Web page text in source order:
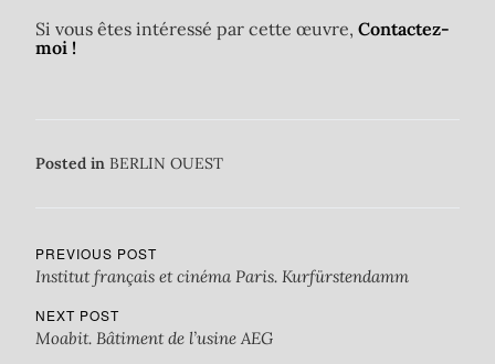
Si vous êtes intéressé par cette œuvre, Contactez-
moi !
Posted in BERLIN OUEST
PREVIOUS POST
Institut français et cinéma Paris. Kurfürstendamm
NEXT POST
Moabit. Bâtiment de l’usine AEG